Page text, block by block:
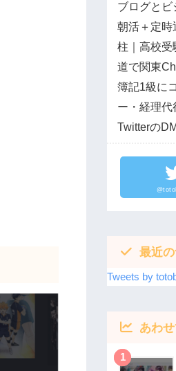
ブログとビ
朝活＋定時
柱｜高校
道で関東
簿記1級に
ー・経理代
Twitterの
最近
Tweets by
あわ
1